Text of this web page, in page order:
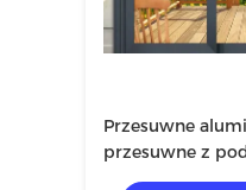
Przesuwne
przesuwne z
hartowanego